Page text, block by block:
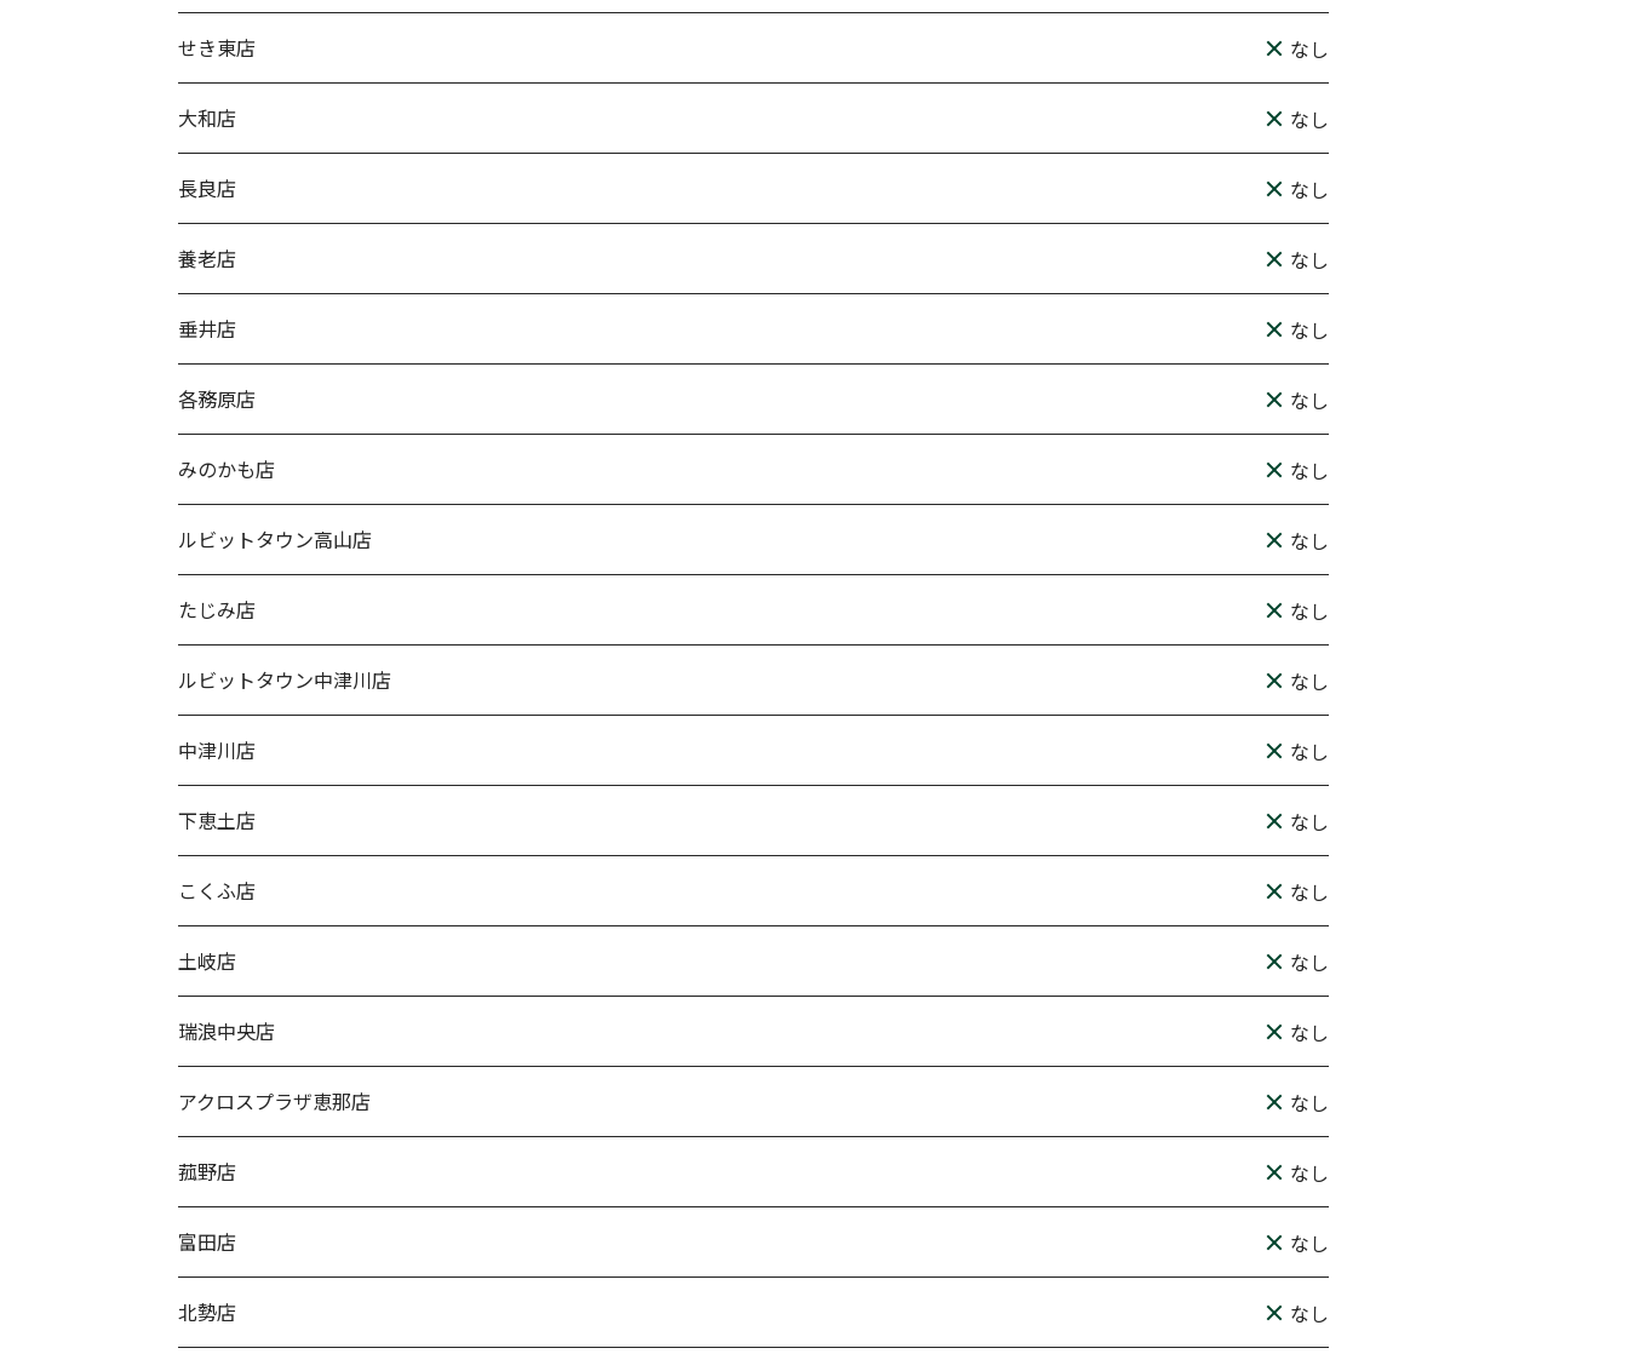
せき東店 なし
大和店 なし
長良店 なし
養老店 なし
垂井店 なし
各務原店 なし
みのかも店 なし
ルビットタウン高山店 なし
たじみ店 なし
ルビットタウン中津川店 なし
中津川店 なし
下恵土店 なし
こくふ店 なし
土岐店 なし
瑞浪中央店 なし
アクロスプラザ恵那店 なし
菰野店 なし
富田店 なし
北勢店 なし